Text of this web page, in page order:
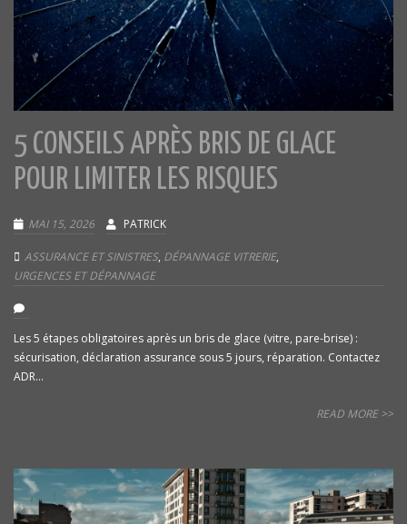
5 CONSEILS APRÈS BRIS DE GLACE
POUR LIMITER LES RISQUES
MAI 15, 2026 PATRICK
ASSURANCE ET SINISTRES, DÉPANNAGE VITRERIE,
URGENCES ET DÉPANNAGE
Les 5 étapes obligatoires après un bris de glace (vitre, pare-brise) :
sécurisation, déclaration assurance sous 5 jours, réparation. Contactez
ADR...
READ MORE >>